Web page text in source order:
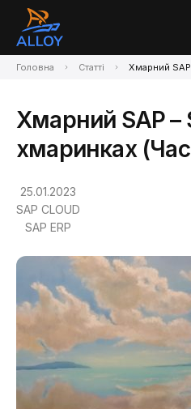
Головна Статті Хмарний SAP
Хмарний SAP –
хмаринках
25.01.2023
SAP CLOUD
SAP ERP